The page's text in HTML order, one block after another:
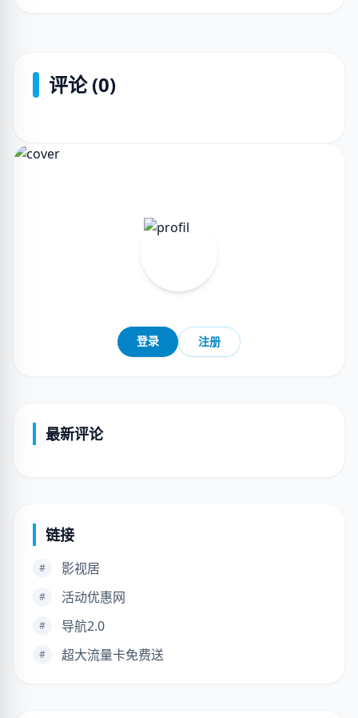
评论 (0)
登录 注册
最新评论
链接
# 影视居
# 活动优惠网
# 导航2.0
# 超大流量卡免费送